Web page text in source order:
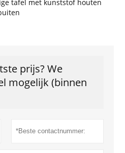
tafel met kunststof houten
prijs? We
mogelijk (binnen